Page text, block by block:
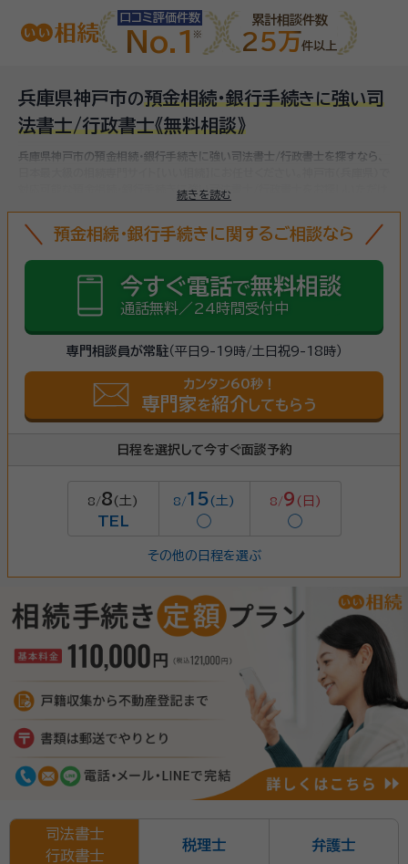
口コミ評価件数
No.1
累計相談件数
25万件以上
兵庫県神戸市の預金相続・銀行手続き に強い司
法書士/行政書士《無料相談》
続きを読む
兵庫県神戸市の預金相続・銀行手続きに強い司法書士/行政書士を探すなら、
対応可能な預金相続・銀行手続きに強い司法書士/行政書士をお探しいただけ
預金相続・銀行手続きに関するご相談なら
今すぐ電話で無料相談
通話無料／24時間受付中
専門相談員が常駐（平日9-19時/土日祝9-18時）
カンタン60秒！
専門家を紹介 してもらう
日程を選択して今すぐ面談予約
8/8 (土)
TEL
8/15(土)
◯
8/9 (日)
◯
その他の日程を選ぶ
司法書士
行政書士
税理士 弁護士